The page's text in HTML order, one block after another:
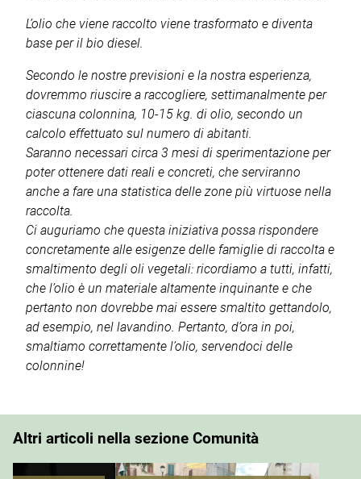
L’olio che viene raccolto viene trasformato e diventa
base per il bio diesel.
Secondo le nostre previsioni e la nostra esperienza,
dovremmo riuscire a raccogliere, settimanalmente per
ciascuna colonnina, 10-15 kg. di olio, secondo un
calcolo effettuato sul numero di abitanti.
Saranno necessari circa 3 mesi di sperimentazione per
poter ottenere dati reali e concreti, che serviranno
anche a fare una statistica delle zone più virtuose nella
raccolta.
Ci auguriamo che questa iniziativa possa rispondere
concretamente alle esigenze delle famiglie di raccolta e
smaltimento degli oli vegetali: ricordiamo a tutti, infatti,
che l’olio è un materiale altamente inquinante e che
pertanto non dovrebbe mai essere smaltito gettandolo,
ad esempio, nel lavandino. Pertanto, d’ora in poi,
smaltiamo correttamente l’olio, servendoci delle
colonnine!
Altri articoli nella sezione Comunità